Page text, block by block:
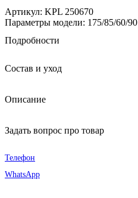
Артикул: KPL 250670
Параметры модели: 175/85/60/90
Подробности
Состав и уход
Описание
Задать вопрос про товар
Телефон
WhatsApp